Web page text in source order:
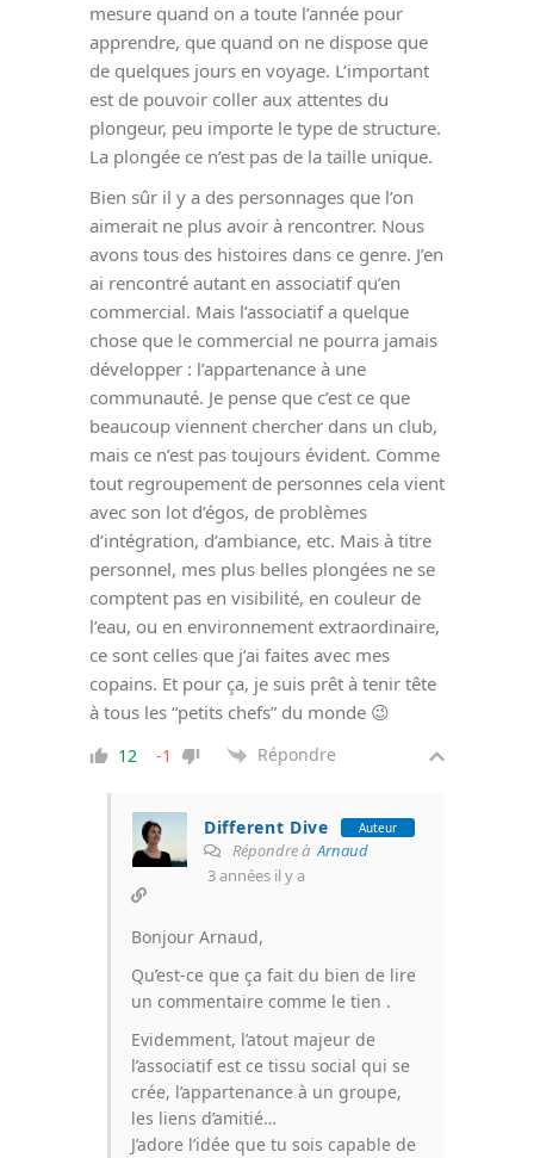
mesure quand on a toute l’année pour
apprendre, que quand on ne dispose que
de quelques jours en voyage. L’important
est de pouvoir coller aux attentes du
plongeur, peu importe le type de structure.
La plongée ce n’est pas de la taille unique.
Bien sûr il y a des personnages que l’on
aimerait ne plus avoir à rencontrer. Nous
avons tous des histoires dans ce genre. J’en
ai rencontré autant en associatif qu’en
commercial. Mais l’associatif a quelque
chose que le commercial ne pourra jamais
développer : l’appartenance à une
communauté. Je pense que c’est ce que
beaucoup viennent chercher dans un club,
mais ce n’est pas toujours évident. Comme
tout regroupement de personnes cela vient
avec son lot d’égos, de problèmes
d’intégration, d’ambiance, etc. Mais à titre
personnel, mes plus belles plongées ne se
comptent pas en visibilité, en couleur de
l’eau, ou en environnement extraordinaire,
ce sont celles que j’ai faites avec mes
copains. Et pour ça, je suis prêt à tenir tête
à tous les “petits chefs” du monde 😉
12 -1 Répondre
Different Dive Auteur
Répondre àArnaud
3 années il y a
Bonjour Arnaud,
Qu’est-ce que ça fait du bien de lire
un commentaire comme le tien .
Evidemment, l’atout majeur de
l’associatif est ce tissu social qui se
crée, l’appartenance à un groupe,
les liens d’amitié…
J’adore l’idée que tu sois capable de